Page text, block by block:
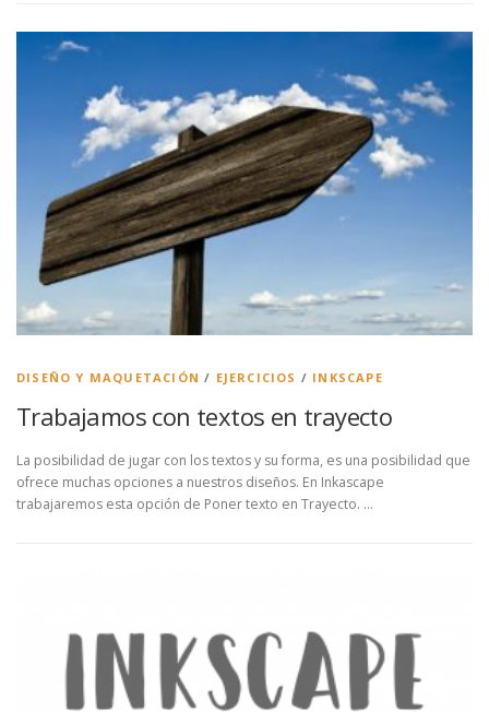
DISEÑO Y MAQUETACIÓN / EJERCICIOS / INKSCAPE
Trabajamos con textos en trayecto
La posibilidad de jugar con los textos y su forma, es una posibilidad que
ofrece muchas opciones a nuestros diseños. En Inkascape
trabajaremos esta opción de Poner texto en Trayecto. …